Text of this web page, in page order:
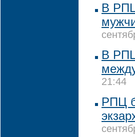
В
В
21:44
РПЦ